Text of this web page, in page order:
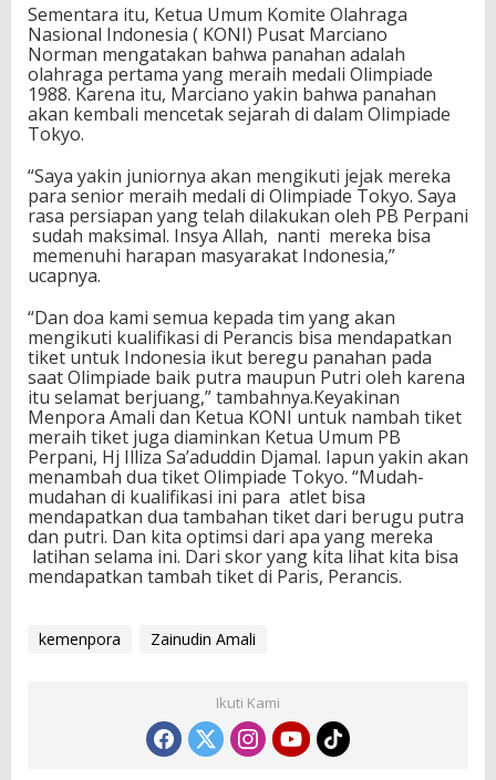
Sementara itu, Ketua Umum Komite Olahraga
Nasional Indonesia ( KONI) Pusat Marciano
Norman mengatakan bahwa panahan adalah
olahraga pertama yang meraih medali Olimpiade
1988. Karena itu, Marciano yakin bahwa panahan
akan kembali mencetak sejarah di dalam Olimpiade
Tokyo.
“Saya yakin juniornya akan mengikuti jejak mereka
para senior meraih medali di Olimpiade Tokyo. Saya
rasa persiapan yang telah dilakukan oleh PB Perpani
sudah maksimal. Insya Allah, nanti mereka bisa
memenuhi harapan masyarakat Indonesia,”
ucapnya.
“Dan doa kami semua kepada tim yang akan
mengikuti kualifikasi di Perancis bisa mendapatkan
tiket untuk Indonesia ikut beregu panahan pada
saat Olimpiade baik putra maupun Putri oleh karena
itu selamat berjuang,” tambahnya.Keyakinan
Menpora Amali dan Ketua KONI untuk nambah tiket
meraih tiket juga diaminkan Ketua Umum PB
Perpani, Hj Illiza Sa’aduddin Djamal. Iapun yakin akan
menambah dua tiket Olimpiade Tokyo. “Mudah-
mudahan di kualifikasi ini para atlet bisa
mendapatkan dua tambahan tiket dari berugu putra
dan putri. Dan kita optimsi dari apa yang mereka
latihan selama ini. Dari skor yang kita lihat kita bisa
mendapatkan tambah tiket di Paris, Perancis.
kemenpora Zainudin Amali
Ikuti Kami